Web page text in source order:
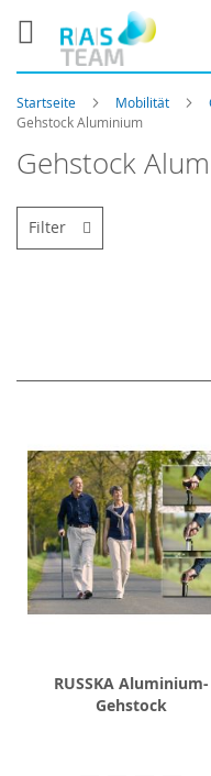
Startseite Mobilität
Gehstock Aluminium
Gehstock
RUSSKA Aluminium-
Gehstock
Filter